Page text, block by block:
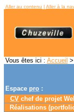
Aller au contenu | Aller à la
Vous êtes ici : Accueil >
Espace pro :
CV chef de projet
Réalisations